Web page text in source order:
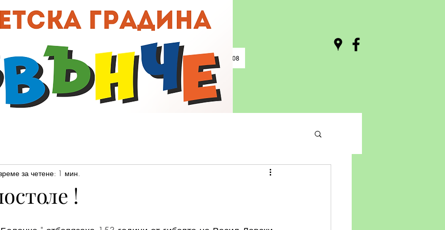
00:00 / 03:08
!
за четене: 1 мин.